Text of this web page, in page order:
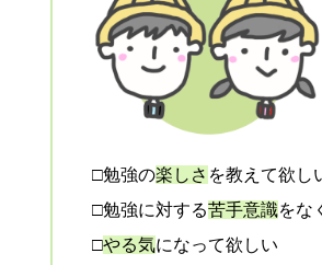
□勉強の楽しさ を教えて欲し
□勉強に対する苦手意識をな
□やる気になって欲しい